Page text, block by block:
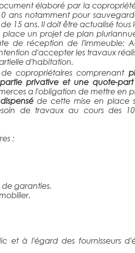
élaboré par la
ans notamment pour
15 ans. Il doit être actualisé tous
un projet de plan
de réception de l'immeuble:
d'accepter les travaux
d'habitation.
copropriétaires comprenant
privative et une quote-
a l'obligation de mettre en
dispenséde cette mise en place
de travaux au cours des
:
de garanties.
à l'égard des fournisseurs